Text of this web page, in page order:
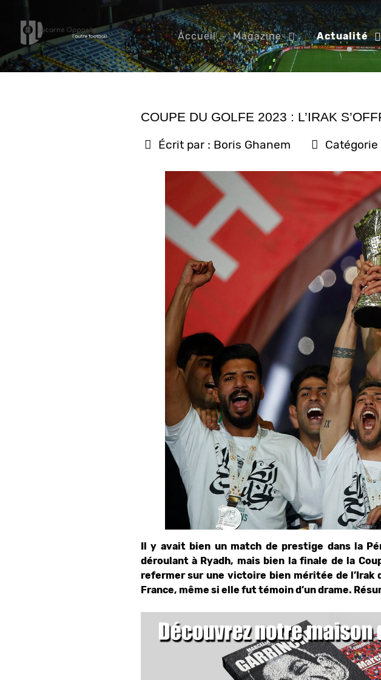
Accueil Magazine Actualité
COUPE DU GOLFE 2023 : L’IRAK
Écrit par : Boris Ghanem Catégorie
Il y avait bien un match de prestige dans la
déroulant à Ryadh, mais bien la finale de la
refermer sur une victoire bien méritée de l’Irak
France, même si elle fut témoin d’un drame.